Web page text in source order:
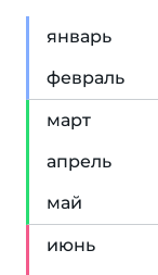
январь
февраль
март
апрель
май
июнь